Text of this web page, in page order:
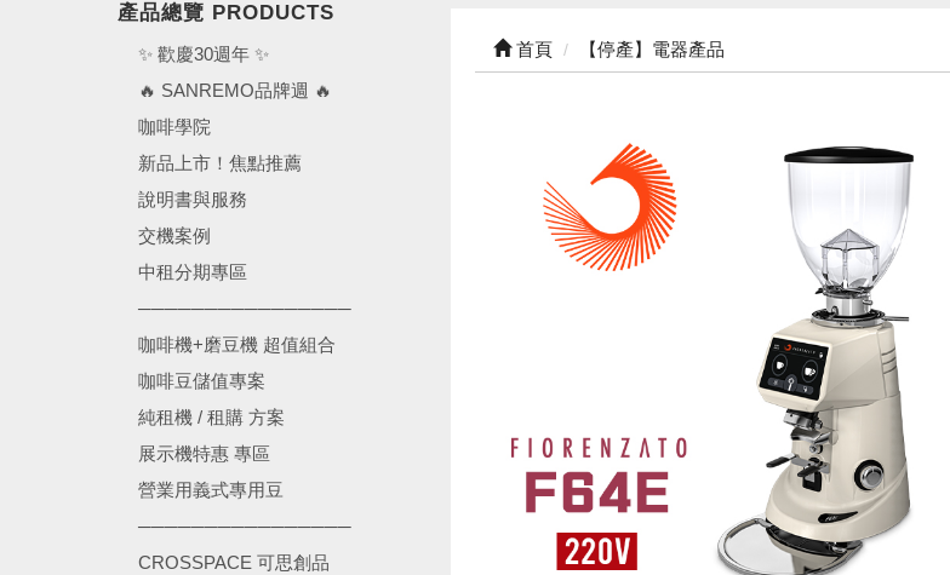
產品總覽 PRODUCTS
✨ 歡慶30週年 ✨
🔥 SANREMO品牌週 🔥
咖啡學院
新品上市！焦點推薦
說明書與服務
交機案例
中租分期專區
────────────────
咖啡機+磨豆機 超值組合
咖啡豆儲值專案
純租機 / 租購 方案
展示機特惠 專區
營業用義式專用豆
────────────────
CROSSPACE 可思創品
首頁 【停產】電器產品